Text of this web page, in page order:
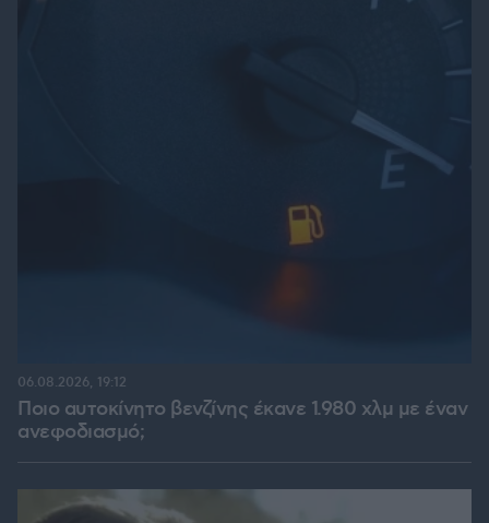
Ποιο αυτοκίνητο βενζίνης έκανε 1.980 χλμ με έναν
ανεφοδιασμό;
06.08.2026, 19:12